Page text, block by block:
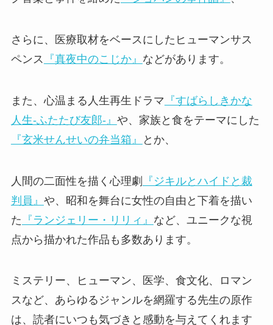
さらに、医療取材をベースにしたヒューマンサス
ペンス
『真夜中のこじか』 などがあります。
また、心温まる人生再生ドラマ 『すばらしきかな
人生-ふたたび友郎-』 や、家族と食をテーマにした
『玄米せんせいの弁当箱』
とか、
人間の二面性を描く心理劇
『ジキルとハイドと裁
判員』 や、昭和を舞台に女性の自由と下着を描い
た 『ランジェリー・リリィ』 など、ユニークな視
点から描かれた作品も多数あります。
ミステリー、ヒューマン、医学、食文化、ロマン
スなど、あらゆるジャンルを網羅する先生の原作
は、読者にいつも気づきと感動を与えてくれます